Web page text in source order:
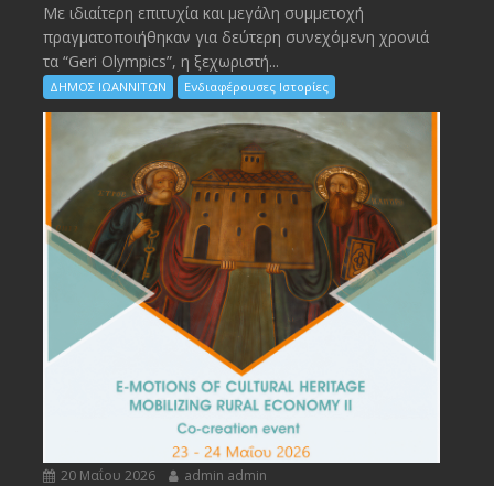
Με ιδιαίτερη επιτυχία και μεγάλη συμμετοχή
πραγματοποιήθηκαν για δεύτερη συνεχόμενη χρονιά
τα “Geri Olympics”, η ξεχωριστή...
ΔΗΜΟΣ ΙΩΑΝΝΙΤΩΝ Ενδιαφέρουσες Ιστορίες
20 Μαΐου 2026 admin admin